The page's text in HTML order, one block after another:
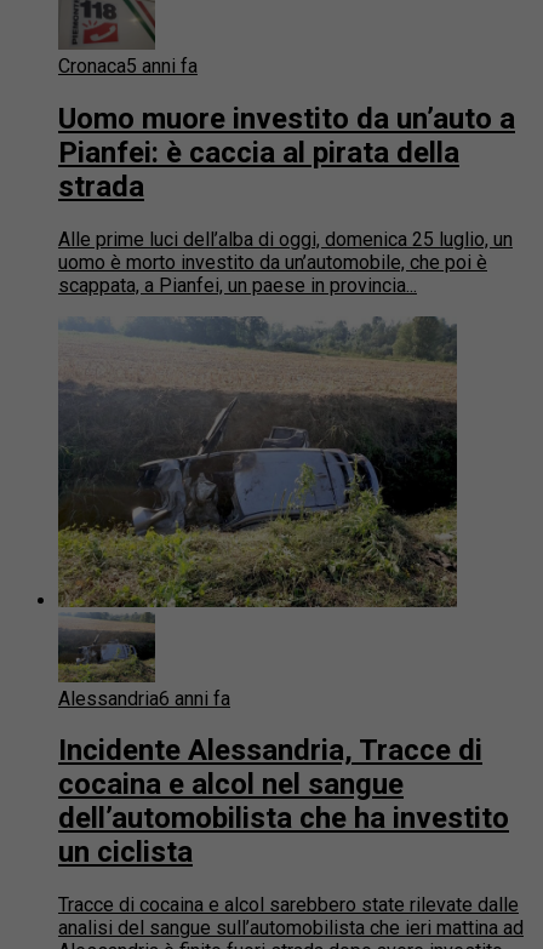
Cronaca5 anni fa
Uomo muore investito da un’auto a
Pianfei: è caccia al pirata della
strada
Alle prime luci dell’alba di oggi, domenica 25 luglio, un
uomo è morto investito da un’automobile, che poi è
scappata, a Pianfei, un paese in provincia...
Alessandria6 anni fa
Incidente Alessandria, Tracce di
cocaina e alcol nel sangue
dell’automobilista che ha investito
un ciclista
Tracce di cocaina e alcol sarebbero state rilevate dalle
analisi del sangue sull’automobilista che ieri mattina ad